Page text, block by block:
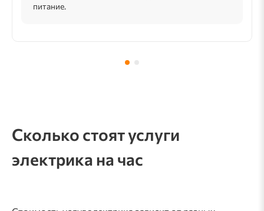
питание.
Сколько стоят услуги
электрика на час